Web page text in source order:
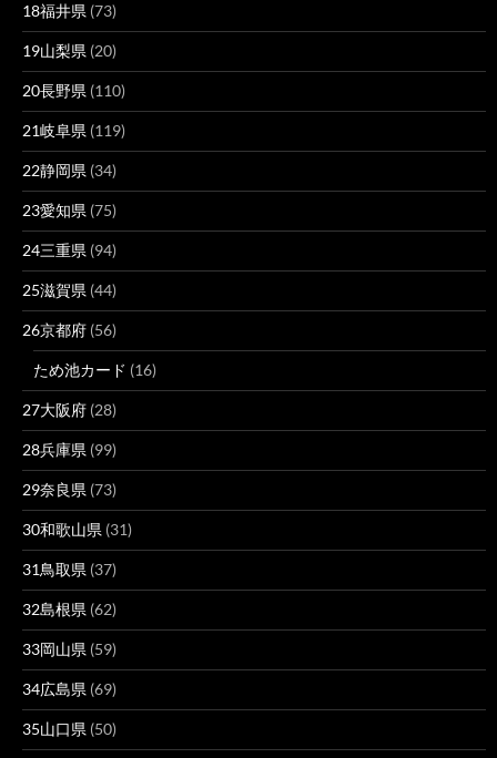
18福井県 (73)
19山梨県 (20)
20長野県 (110)
21岐阜県 (119)
22静岡県 (34)
23愛知県 (75)
24三重県 (94)
25滋賀県 (44)
26京都府 (56)
ため池カード (16)
27大阪府 (28)
28兵庫県 (99)
29奈良県 (73)
30和歌山県 (31)
31鳥取県 (37)
32島根県 (62)
33岡山県 (59)
34広島県 (69)
35山口県 (50)